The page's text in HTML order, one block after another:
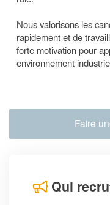
Nous valorisons les
rapidement et de
forte motivation pour
environnement
Faire
Qui